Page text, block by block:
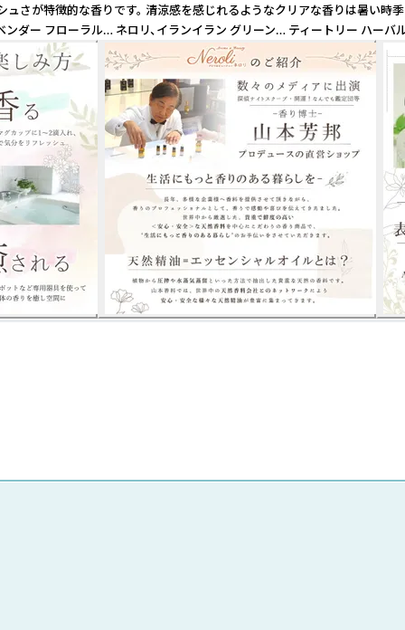
徴的な香りです。 清涼感を感じれるようなクリアな香りは暑い
ダー フローラル… ネロリ、イランイラン グリーン… ティートリー ハー